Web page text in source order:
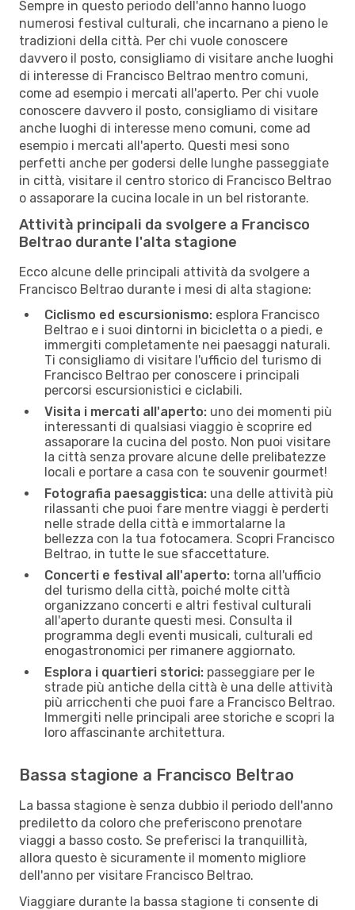
Sempre in questo periodo dell'anno hanno luogo
numerosi festival culturali, che incarnano a pieno le
tradizioni della città. Per chi vuole conoscere
davvero il posto, consigliamo di visitare anche luoghi
di interesse di Francisco Beltrao mentro comuni,
come ad esempio i mercati all'aperto. Per chi vuole
conoscere davvero il posto, consigliamo di visitare
anche luoghi di interesse meno comuni, come ad
esempio i mercati all'aperto. Questi mesi sono
perfetti anche per godersi delle lunghe passeggiate
in città, visitare il centro storico di Francisco Beltrao
o assaporare la cucina locale in un bel ristorante.
Attività principali da svolgere a Francisco
Beltrao durante l'alta stagione
Ecco alcune delle principali attività da svolgere a
Francisco Beltrao durante i mesi di alta stagione:
Ciclismo ed escursionismo: esplora Francisco
Beltrao e i suoi dintorni in bicicletta o a piedi, e
immergiti completamente nei paesaggi naturali.
Ti consigliamo di visitare l'ufficio del turismo di
Francisco Beltrao per conoscere i principali
percorsi escursionistici e ciclabili.
Visita i mercati all'aperto: uno dei momenti più
interessanti di qualsiasi viaggio è scoprire ed
assaporare la cucina del posto. Non puoi visitare
la città senza provare alcune delle prelibatezze
locali e portare a casa con te souvenir gourmet!
Fotografia paesaggistica: una delle attività più
rilassanti che puoi fare mentre viaggi è perderti
nelle strade della città e immortalarne la
bellezza con la tua fotocamera. Scopri Francisco
Beltrao, in tutte le sue sfaccettature.
Concerti e festival all'aperto: torna all'ufficio
del turismo della città, poiché molte città
organizzano concerti e altri festival culturali
all'aperto durante questi mesi. Consulta il
programma degli eventi musicali, culturali ed
enogastronomici per rimanere aggiornato.
Esplora i quartieri storici: passeggiare per le
strade più antiche della città è una delle attività
più arricchenti che puoi fare a Francisco Beltrao.
Immergiti nelle principali aree storiche e scopri la
loro affascinante architettura.
Bassa stagione a Francisco Beltrao
La bassa stagione è senza dubbio il periodo dell'anno
prediletto da coloro che preferiscono prenotare
viaggi a basso costo. Se preferisci la tranquillità,
allora questo è sicuramente il momento migliore
dell'anno per visitare Francisco Beltrao.
Viaggiare durante la bassa stagione ti consente di